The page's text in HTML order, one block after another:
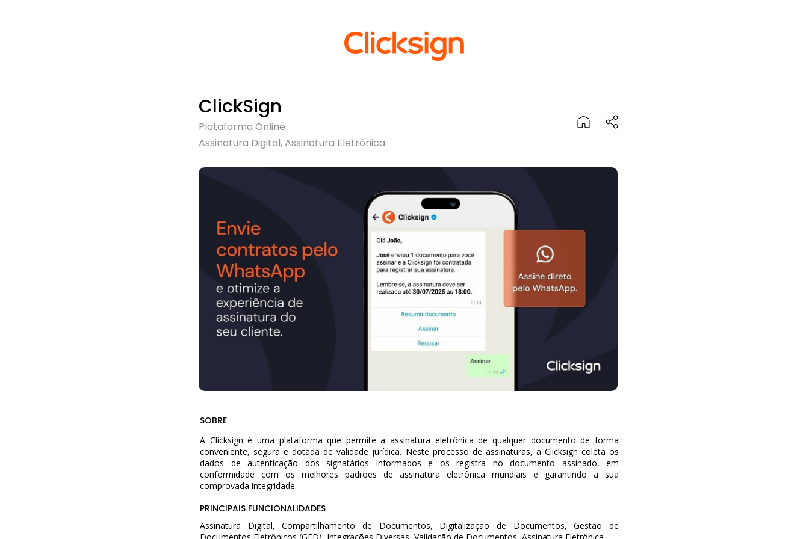
ClickSign
Plataforma Online
Assinatura Digital, Assinatura Eletrônica
SOBRE
A Clicksign é uma plataforma que permite a assinatura eletrônica de qualquer documento de forma
conveniente, segura e dotada de validade jurídica. Neste processo de assinaturas, a Clicksign coleta os
dados de autenticação dos signatários informados e os registra no documento assinado, em
conformidade com os melhores padrões de assinatura eletrônica mundiais e garantindo a sua
comprovada integridade.
PRINCIPAIS FUNCIONALIDADES
Assinatura Digital, Compartilhamento de Documentos, Digitalização de Documentos, Gestão de